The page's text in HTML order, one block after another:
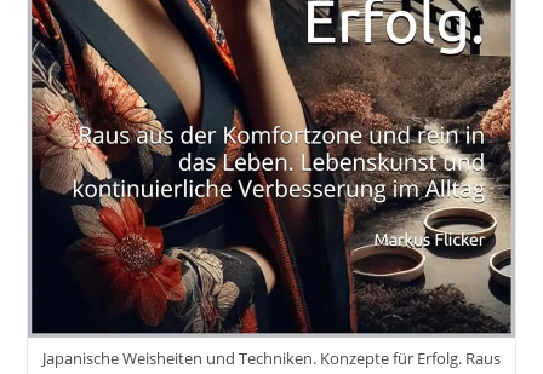
Japanische Weisheiten und Techniken. Konzepte für Erfolg. Raus